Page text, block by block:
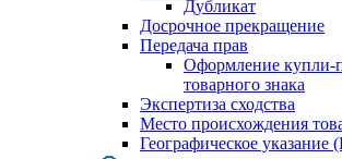
Дубликат
Досрочное прекращение
Передача прав
Оформление купли-
товарного знака
Экспертиза сходства
Место происхождения
Географическое указание